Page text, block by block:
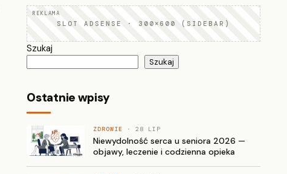
SLOT ADSENSE · 300×600 (SIDEBAR)
Szukaj
Szukaj
Ostatnie wpisy
ZDROWIE · 28 LIP
Niewydolność serca u seniora 2026 —
objawy, leczenie i codzienna opieka